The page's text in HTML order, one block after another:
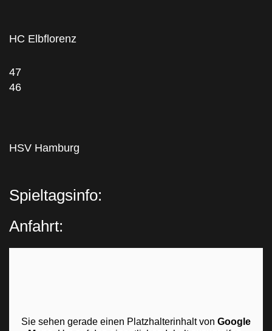
HC Elbflorenz
47
46
HSV Hamburg
Spieltagsinfo:
Anfahrt:
Sie sehen gerade einen Platzhalterinhalt von Google